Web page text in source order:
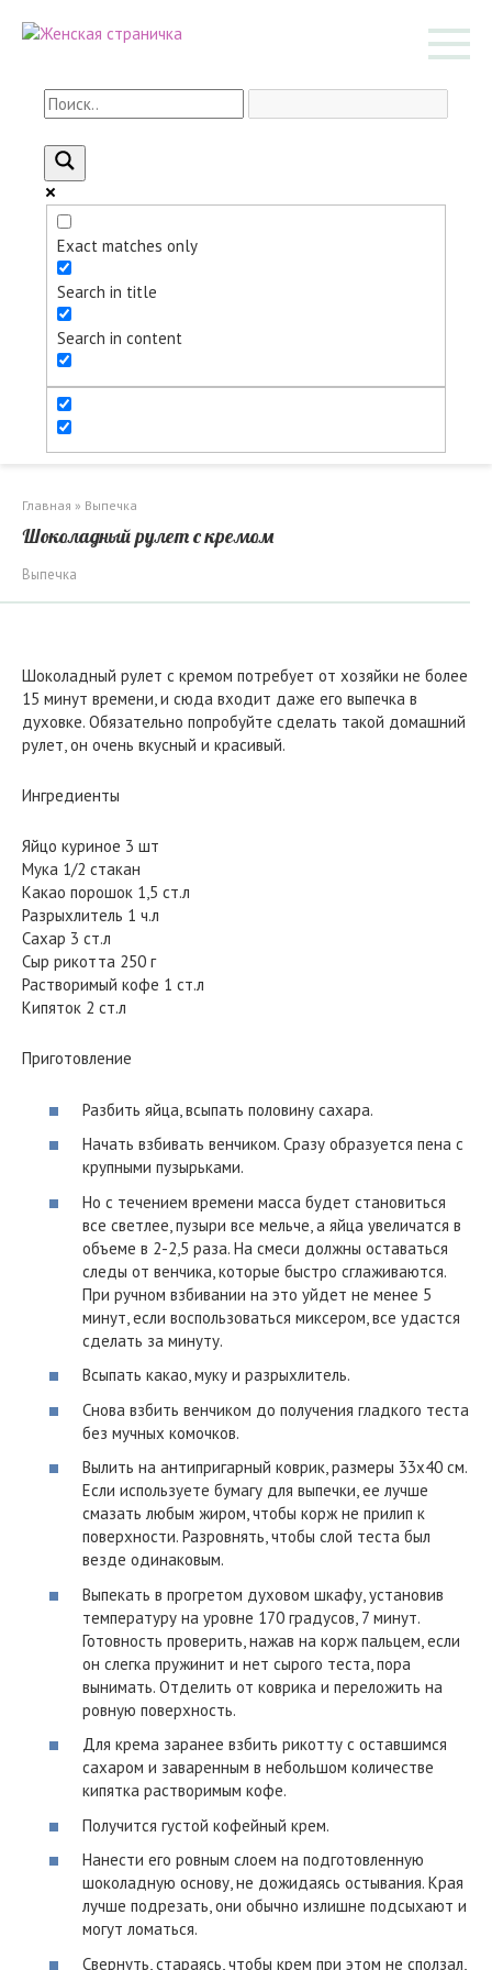
Exact matches only
Search in title
Search in content
Главная » Выпечка
Шоколадный рулет с кремом
Выпечка
Шоколадный рулет с кремом потребует от хозяйки не более
15 минут времени, и сюда входит даже его выпечка в
духовке. Обязательно попробуйте сделать такой домашний
рулет, он очень вкусный и красивый.
Ингредиенты
Яйцо куриное 3 шт
Мука 1/2 стакан
Какао порошок 1,5 ст.л
Разрыхлитель 1 ч.л
Сахар 3 ст.л
Сыр рикотта 250 г
Растворимый кофе 1 ст.л
Кипяток 2 ст.л
Приготовление
Разбить яйца, всыпать половину сахара.
Начать взбивать венчиком. Сразу образуется пена с
крупными пузырьками.
Но с течением времени масса будет становиться
все светлее, пузыри все мельче, а яйца увеличатся в
объеме в 2-2,5 раза. На смеси должны оставаться
следы от венчика, которые быстро сглаживаются.
При ручном взбивании на это уйдет не менее 5
минут, если воспользоваться миксером, все удастся
сделать за минуту.
Всыпать какао, муку и разрыхлитель.
Снова взбить венчиком до получения гладкого теста
без мучных комочков.
Вылить на антипригарный коврик, размеры 33х40 см.
Если используете бумагу для выпечки, ее лучше
смазать любым жиром, чтобы корж не прилип к
поверхности. Разровнять, чтобы слой теста был
везде одинаковым.
Выпекать в прогретом духовом шкафу, установив
температуру на уровне 170 градусов, 7 минут.
Готовность проверить, нажав на корж пальцем, если
он слегка пружинит и нет сырого теста, пора
вынимать. Отделить от коврика и переложить на
ровную поверхность.
Для крема заранее взбить рикотту с оставшимся
сахаром и заваренным в небольшом количестве
кипятка растворимым кофе.
Получится густой кофейный крем.
Нанести его ровным слоем на подготовленную
шоколадную основу, не дожидаясь остывания. Края
лучше подрезать, они обычно излишне подсыхают и
могут ломаться.
Свернуть, стараясь, чтобы крем при этом не сползал,